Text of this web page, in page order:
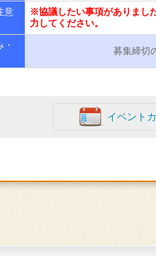
意
※協議したい事項がありまし
力してください。
募集締切
イベント